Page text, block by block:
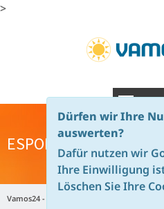
>
ESPORLES WANDERN
Vamos24 - de
Dürfen wir Ihre
auswerten?
Dafür nutzen wir
Ihre Einwilligung
Löschen Sie Ihre